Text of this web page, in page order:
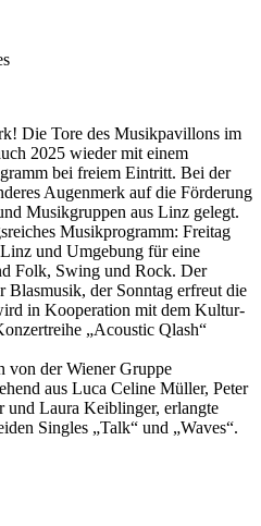
Die Tore des Musikpavillons im
2025 wieder mit einem
bei freiem Eintritt. Bei der
Augenmerk auf die Förderung
Musikgruppen aus Linz gelegt.
Musikprogramm: Freitag
und Umgebung für eine
Folk, Swing und Rock. Der
Blasmusik, der Sonntag erfreut die
in Kooperation mit dem Kultur-
„Acoustic Qlash“
von der Wiener Gruppe
aus Luca Celine Müller, Peter
und Laura Keiblinger, erlangte
Singles „Talk“ und „Waves“.